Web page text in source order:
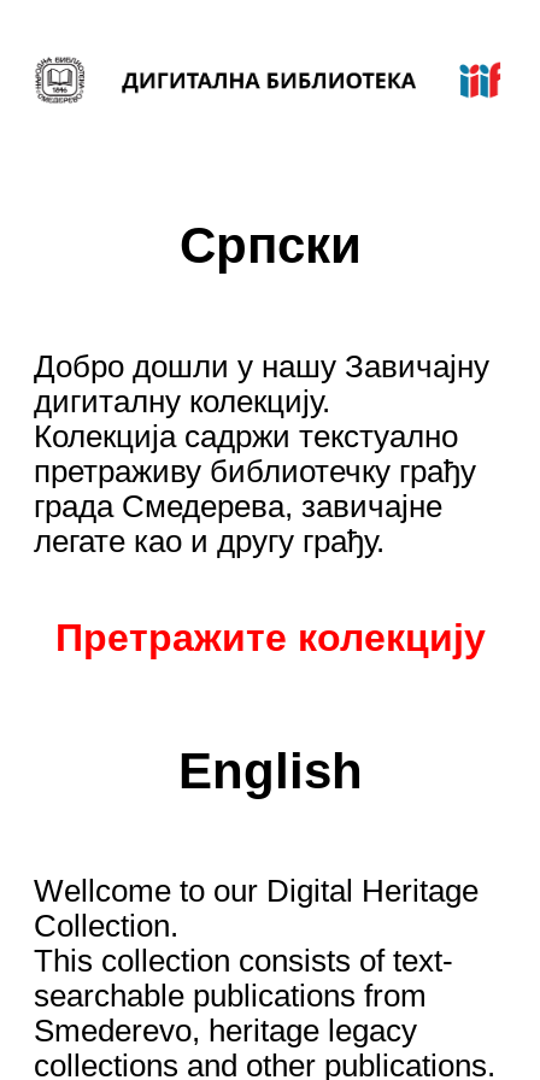
Српски
Добро дошли у нашу Завичајну
дигиталну колекцију.
Колекција садржи текстуално
претраживу библиотечку грађу
града Смедерева, завичајне
легате као и другу грађу.
Претражите колекцију
English
Wellcome to our Digital Heritage
Collection.
This collection consists of text-
searchable publications from
Smederevo, heritage legacy
collections and other publications.